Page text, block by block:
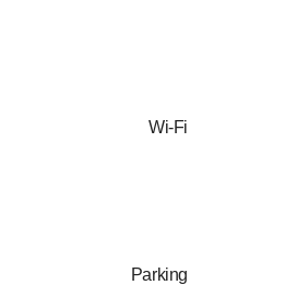
Wi-Fi
Parking